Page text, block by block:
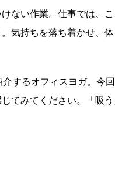
ない作業。仕事では、
気持ちを落ち着かせ、
するオフィスヨガ。今
てみてください。「吸